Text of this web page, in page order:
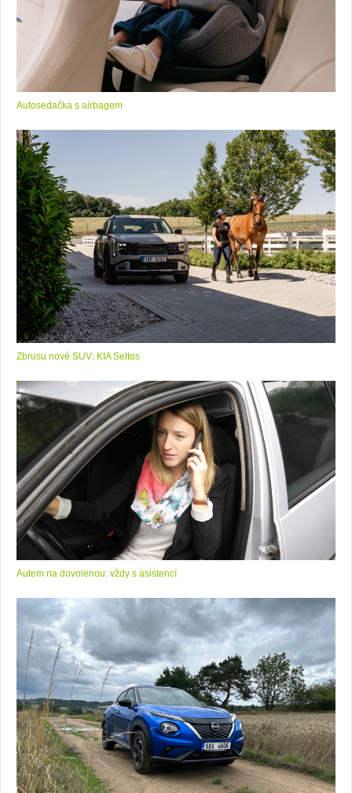
Autosedačka s airbagem
Zbrusu nové SUV: KIA Seltos
Autem na dovolenou: vždy s asistencí